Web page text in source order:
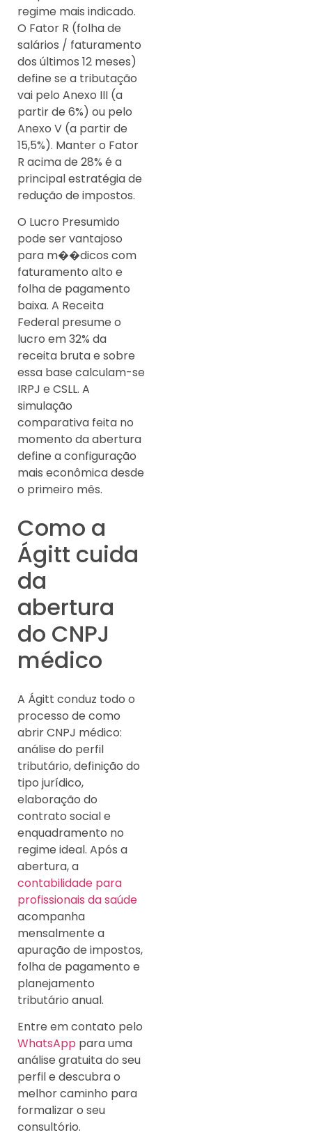
regime mais indicado.
O Fator R (folha de
salários / faturamento
dos últimos 12 meses)
define se a tributação
vai pelo Anexo III (a
partir de 6%) ou pelo
Anexo V (a partir de
15,5%). Manter o Fator
R acima de 28% é a
principal estratégia de
redução de impostos.
O Lucro Presumido
pode ser vantajoso
para m��dicos com
faturamento alto e
folha de pagamento
baixa. A Receita
Federal presume o
lucro em 32% da
receita bruta e sobre
essa base calculam-se
IRPJ e CSLL. A
simulação
comparativa feita no
momento da abertura
define a configuração
mais econômica desde
o primeiro mês.
Como a
Ágitt cuida
da
abertura
do CNPJ
médico
A Ágitt conduz todo o
processo de como
abrir CNPJ médico:
análise do perfil
tributário, definição do
tipo jurídico,
elaboração do
contrato social e
enquadramento no
regime ideal. Após a
abertura, a
contabilidade para
profissionais da saúde
acompanha
mensalmente a
apuração de impostos,
folha de pagamento e
planejamento
tributário anual.
Entre em contato pelo
WhatsApp para uma
análise gratuita do seu
perfil e descubra o
melhor caminho para
formalizar o seu
consultório.